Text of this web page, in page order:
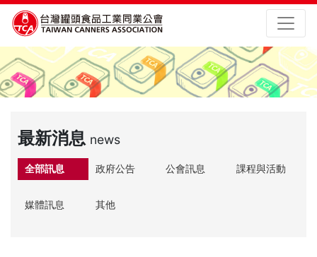
最新消息 news
全部訊息 政府公告 公會訊息 課程與活動
媒體訊息 其他